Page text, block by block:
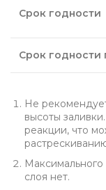
Срок годности
Срок годности
Не
высоты
реакции, что
слоя нет.